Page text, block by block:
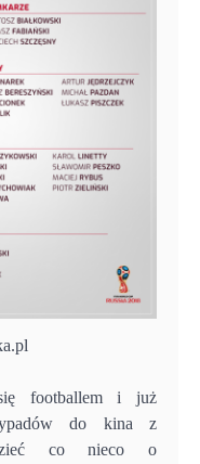
footballem i już
do kina z
co nieco o